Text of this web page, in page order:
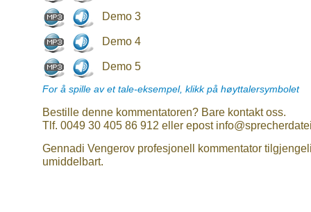
Demo 3
Demo 4
Demo 5
For å spille av et tale-eksempel, klikk på høyttalersymbolet
Bestille denne kommentatoren? Bare kontakt oss.
Tlf. 0049 30 405 86 912 eller epost
Gennadi Vengerov profesjonell kommentator
umiddelbart.